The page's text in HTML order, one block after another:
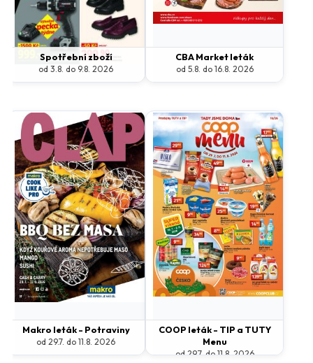
Spotřební zboží
od 3.8. do 9.8. 2026
CBA Market leták
od 5.8. do 16.8. 2026
Makro leták - Potraviny
od 29.7. do 11.8. 2026
COOP leták - TIP a TUTY
Menu
od 29.7. do 11.8. 2026